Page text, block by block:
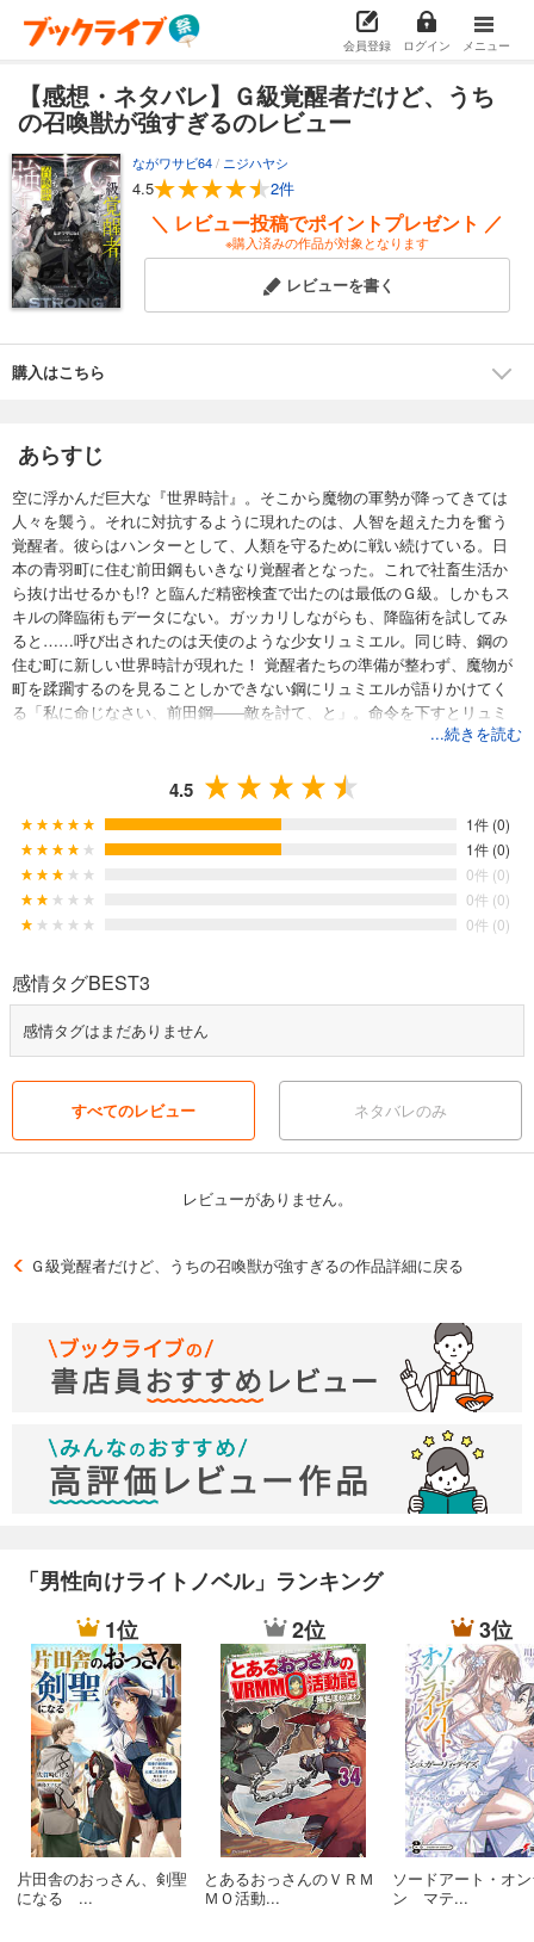
会員登録 ログイン メニュー
【感想・ネタバレ】Ｇ級覚醒者だけど、うち
の召喚獣が強すぎるのレビュー
ながワサビ64/ ニジハヤシ
4.5 2件
＼ レビュー投稿でポイントプレゼント ／
※購入済みの作品が対象となります
レビューを書く
購入はこちら
あらすじ
空に浮かんだ巨大な『世界時計』。そこから魔物の軍勢が降ってきては
人々を襲う。それに対抗するように現れたのは、人智を超えた力を奮う
覚醒者。彼らはハンターとして、人類を守るために戦い続けている。日
本の青羽町に住む前田鋼もいきなり覚醒者となった。これで社畜生活か
ら抜け出せるかも!? と臨んだ精密検査で出たのは最低のＧ級。しかもス
キルの降臨術もデータにない。ガッカリしながらも、降臨術を試してみ
ると……呼び出されたのは天使のような少女リュミエル。同じ時、鋼の
住む町に新しい世界時計が現れた！ 覚醒者たちの準備が整わず、魔物が
町を蹂躙するのを見ることしかできない鋼にリュミエルが語りかけてく
る「私に命じなさい、前田鋼――敵を討て、と」。命令を下すとリュミ
エルは一気に力を解放し魔物の軍勢を撃ち滅ぼした!? そして――「……
の青年が、SSS級クラスの天使と世界を変革する異能バトルファンタジ
...続きを読む
4.5
1件 (0)
1件 (0)
0件 (0)
0件 (0)
0件 (0)
感情タグBEST3
感情タグはまだありません
すべてのレビュー ネタバレのみ
レビューがありません。
Ｇ級覚醒者だけど、うちの召喚獣が強すぎるの作品詳細に戻る
「男性向けライトノベル」ランキング
1位
片田舎のおっさん、剣聖
になる ...
2位
とあるおっさんのＶＲＭ
ＭＯ活動...
3位
ソードアート・オ
ン マテ...